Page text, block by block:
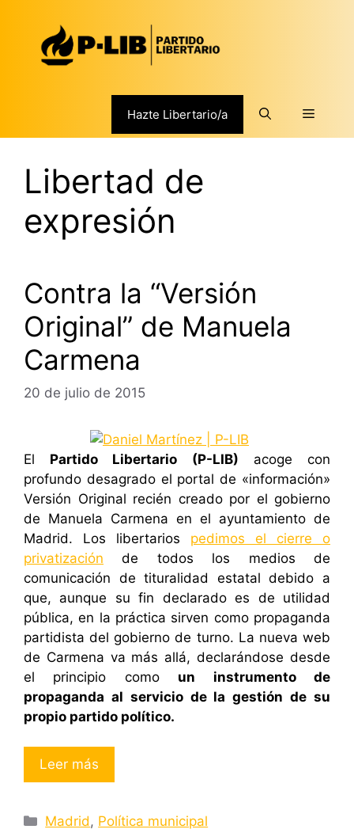
contenido
Hazte Libertario/a Menú
Libertad de
expresión
Contra la “Versión
Original” de Manuela
Carmena
20 de julio de 2015
El Partido Libertario (P-LIB) acoge con
profundo desagrado el portal de «información»
Versión Original recién creado por el gobierno
de Manuela Carmena en el ayuntamiento de
Madrid. Los libertarios pedimos el cierre o
privatización de todos los medios de
comunicación de tituralidad estatal debido a
que, aunque su fin declarado es de utilidad
pública, en la práctica sirven como propaganda
partidista del gobierno de turno. La nueva web
de Carmena va más allá, declarándose desde
el principio como un instrumento de
propaganda al servicio de la gestión de su
propio partido político.
Leer más
Categorías
Madrid, Política municipal